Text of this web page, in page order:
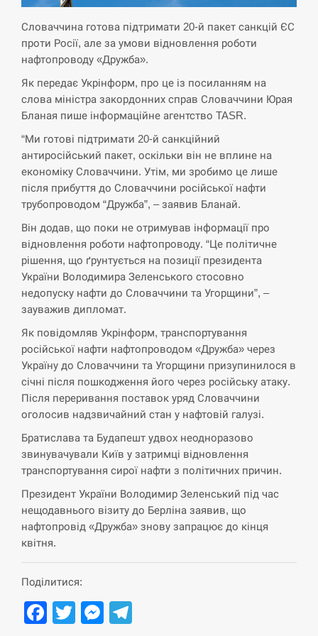
СЕРПЕНЬ
Экс-послу в США Стефанишиной вручили новое
СЕРПЕНЬ
У Росії розгортається ракетний підрозділ КНДР –
Reuters
СЕРПЕНЬ
14:23
Поставки ракет для ПВО сократились втрое,
хотя у партнеров они…
СЕРПЕНЬ
14:10
У Румунії затоплять чотири баржі для
збільшення потоку води до…
СЕРПЕНЬ
В Москве пожаловались на “кратный рост” атак
дронов Украины
13:40
Біля українського літака в аеропорту Лейпцига
виявили дрон, ймовірно, з…
СЕРПЕНЬ
13:23
“Они должны быть уничтожены”: в МИДе
СЕРПЕНЬ
Тайвань проводить найбільші військові
Словаччина готова підтримати 20-й пакет санкцій ЄС
проти Росії, але за умови відновлення роботи
нафтопроводу «Дружба».
Як передає Укрінформ, про це із посиланням на
слова міністра закордонних справ Словаччини Юрая
Бланая пише інформаційне агентство TASR.
“Ми готові підтримати 20-й санкційний
антиросійський пакет, оскільки він не вплине на
економіку Словаччини. Утім, ми зробимо це лише
після прибуття до Словаччини російської нафти
трубопроводом “Дружба”, – заявив Бланай.
Він додав, що поки не отримував інформації про
відновлення роботи нафтопроводу. “Це політичне
рішення, що ґрунтується на позиції президента
України Володимира Зеленського стосовно
недопуску нафти до Словаччини та Угорщини”, –
зауважив дипломат.
Як повідомляв Укрінформ, транспортування
російської нафти нафтопроводом «Дружба» через
Україну до Словаччини та Угорщини призупинилося в
січні після пошкодження його через російську атаку.
Після переривання поставок уряд Словаччини
оголосив надзвичайний стан у нафтовій галузі.
Братислава та Будапешт удвох неодноразово
звинувачували Київ у затримці відновлення
транспортування сирої нафти з політичних причин.
Президент України Володимир Зеленський під час
нещодавнього візиту до Берліна заявив, що
нафтопровід «Дружба» знову запрацює до кінця
квітня.
Поділитися:
Facebook
TwitterMessenger